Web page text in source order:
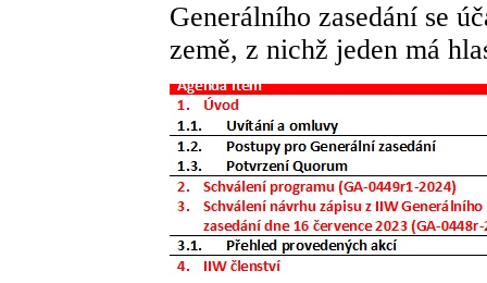
Generálního zasedání se
země, z nichž jeden má